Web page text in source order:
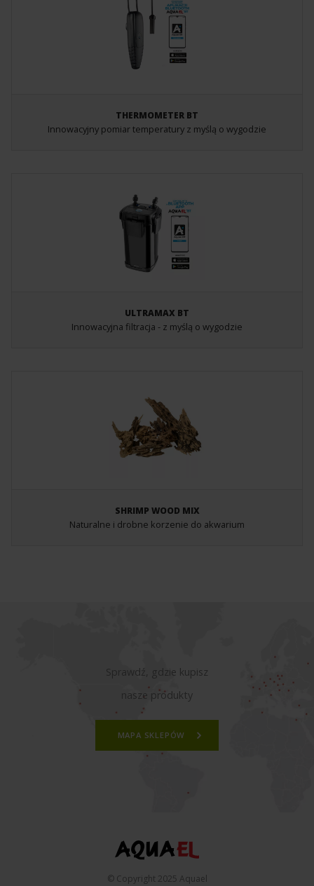
THERMOMETER BT
Innowacyjny pomiar temperatury z myślą o wygodzie
ULTRAMAX BT
Innowacyjna filtracja - z myślą o wygodzie
SHRIMP WOOD MIX
Naturalne i drobne korzenie do akwarium
Sprawdź, gdzie kupisz
nasze produkty
MAPA SKLEPÓW
© Copyright 2025 Aquael